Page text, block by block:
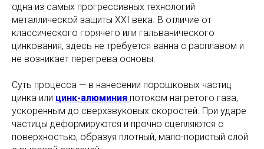
одна из самых прогрессивных технологий
металлической защиты XXI века. В отличие от
классического горячего или гальванического
цинкования, здесь не требуется ванна с расплавом и
не возникает перегрева основы.
Суть процесса — в нанесении порошковых частиц
цинка или цинк-алюминия потоком нагретого газа,
ускоренным до сверхзвуковых скоростей. При ударе
частицы деформируются и прочно сцепляются с
поверхностью, образуя плотный, мало-пористый слой